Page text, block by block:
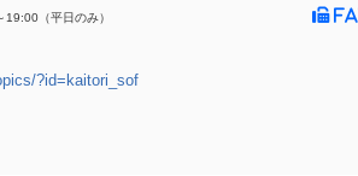
（平日のみ）
?id=kaitori_sof